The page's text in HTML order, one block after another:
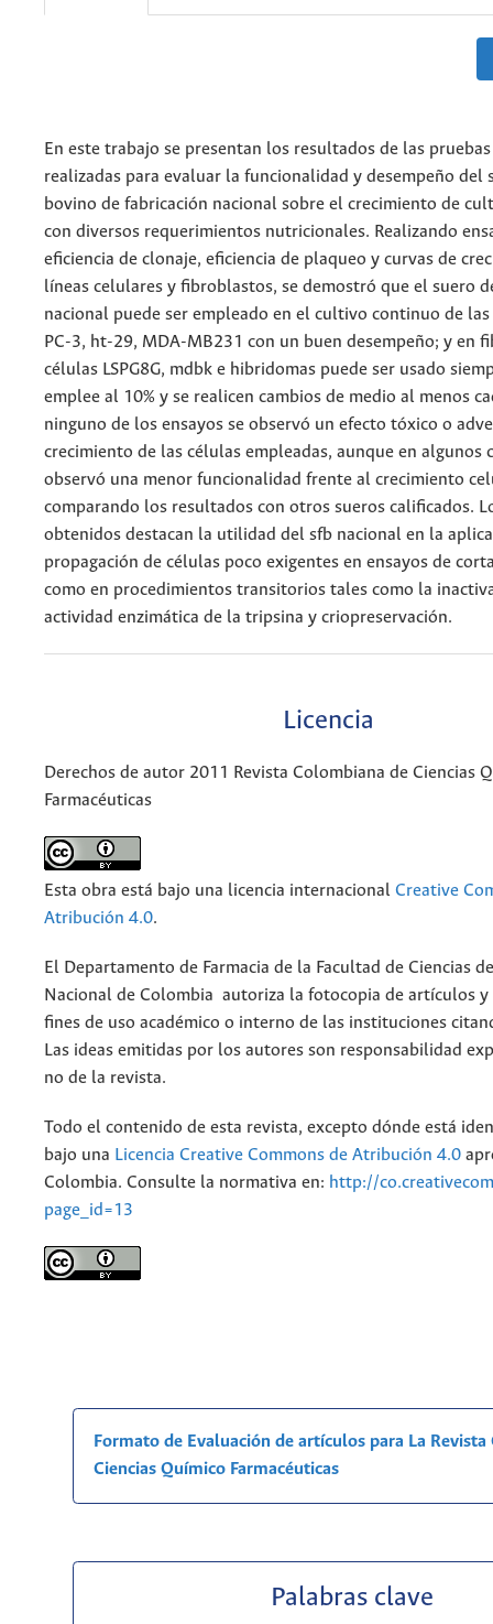
En este trabajo se presentan los resultados de las
realizadas para evaluar la funcionalidad y desempeño del
bovino de fabricación nacional sobre el crecimiento de
con diversos requerimientos nutricionales. Realizando
eficiencia de clonaje, eficiencia de plaqueo y curvas de
líneas celulares y fibroblastos, se demostró que el suero
nacional puede ser empleado en el cultivo continuo de
PC-3, ht-29, MDA-MB231 con un buen desempeño; y en
células LSPG8G, mdbk e hibridomas puede ser usado
emplee al 10% y se realicen cambios de medio al menos
ninguno de los ensayos se observó un efecto tóxico o
crecimiento de las células empleadas, aunque en algunos
observó una menor funcionalidad frente al crecimiento
comparando los resultados con otros sueros calificados.
obtenidos destacan la utilidad del sfb nacional en la
propagación de células poco exigentes en ensayos de
como en procedimientos transitorios tales como la
actividad enzimática de la tripsina y criopreservación.
Licencia
Derechos de autor 2011 Revista Colombiana de Ciencias
Farmacéuticas
Esta obra está bajo una licencia internacional Creative
Atribución 4.0.
El Departamento de Farmacia de la Facultad de Ciencias
Nacional de Colombia autoriza la fotocopia de artículos
fines de uso académico o interno de las instituciones
Las ideas emitidas por los autores son responsabilidad
no de la revista.
Todo el contenido de esta revista, excepto dónde está
bajo una Licencia Creative Commons de Atribución 4.0
Colombia. Consulte la normativa en: http://
page_id=13
Formato de Evaluación de artículos para La
Ciencias Químico Farmacéuticas
Palabras clave